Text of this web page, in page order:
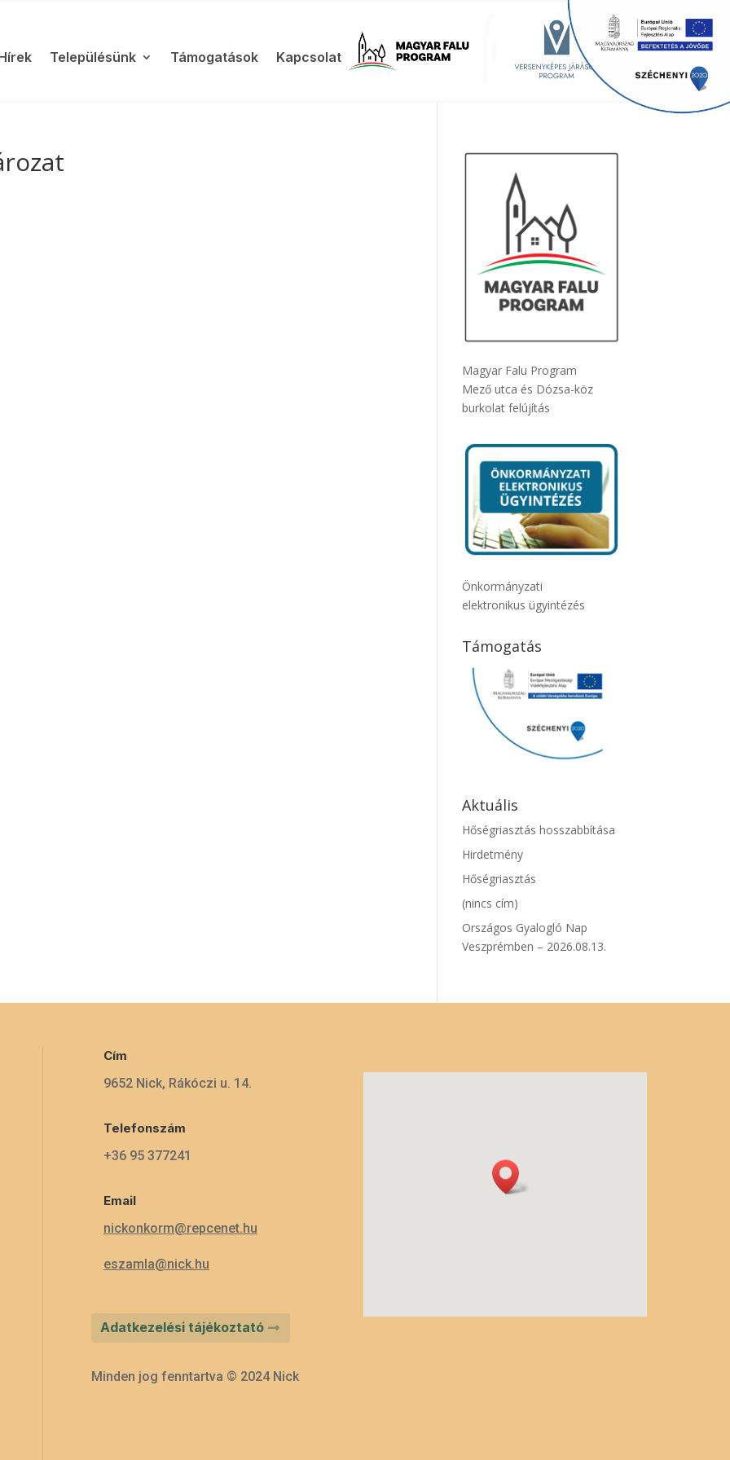
Településünk Támogatások Kapcsolat
Magyar Falu Program
Mező utca és Dózsa-köz
burkolat felújítás
Önkormányzati
elektronikus ügyintézés
Támogatás
Aktuális
Hőségriasztás hosszabbítása
Hirdetmény
Hőségriasztás
(nincs cím)
Országos Gyalogló Nap
Veszprémben – 2026.08.13.
Cím
9652 Nick, Rákóczi u. 14.
Telefonszám
+36 95 377241
Email
nickonkorm@repcenet.hu
eszamla@nick.hu
Adatkezelési tájékoztató
Minden jog fenntartva © 2024 Nick